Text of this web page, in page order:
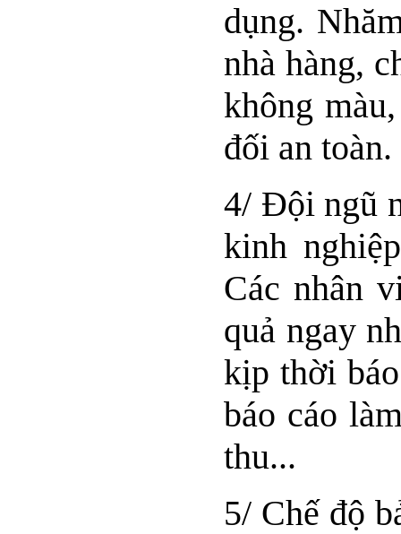
dụng.
nhà hàng,
không
đối an toàn.
4/ Đội ngũ
kinh
Các nhân
quả ngay
kịp thời
báo cáo
thu...
5/ Chế độ